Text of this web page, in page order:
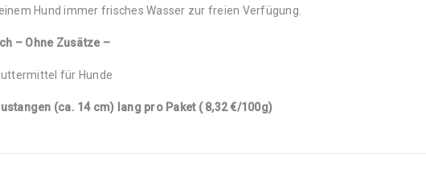
Hund immer frisches Wasser zur freien Verfügung.
– Ohne Zusätze –
für Hunde
(ca. 14 cm) lang pro Paket ( 8,32 €/100g)